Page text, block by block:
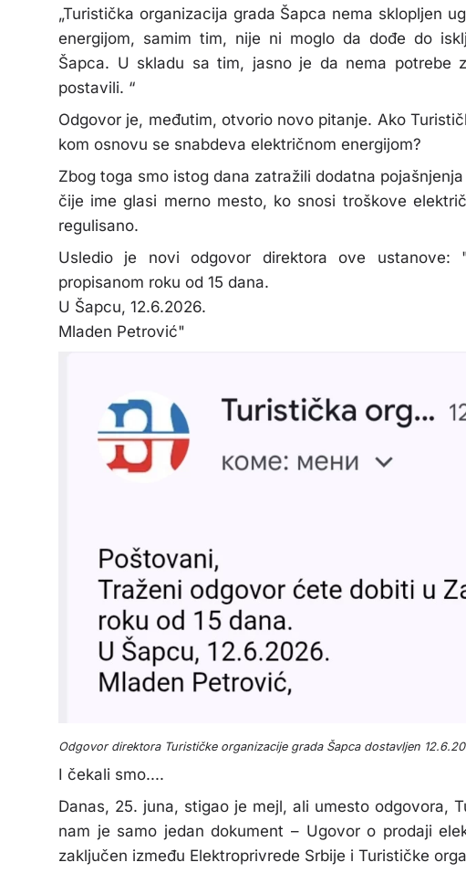
„Turistička organizacija grada Šapca nema sklopljen
energijom, samim tim, nije ni moglo da dođe do
Šapca. U skladu sa tim, jasno je da nema potrebe
postavili. “
Odgovor je, međutim, otvorio novo pitanje. Ako
kom osnovu se snabdeva električnom energijom?
Zbog toga smo istog dana zatražili dodatna
čije ime glasi merno mesto, ko snosi troškove
regulisano.
Usledio je novi odgovor direktora ove ustanove:
propisanom roku od 15 dana.
U Šapcu, 12.6.2026.
Mladen Petrović"
Odgovor direktora Turističke organizacije grada Šapca dostavljen
I čekali smo....
Danas, 25. juna, stigao je mejl, ali umesto odgovora,
nam je samo jedan dokument – Ugovor o prodaji
zaključen između Elektroprivrede Srbije i Turističke